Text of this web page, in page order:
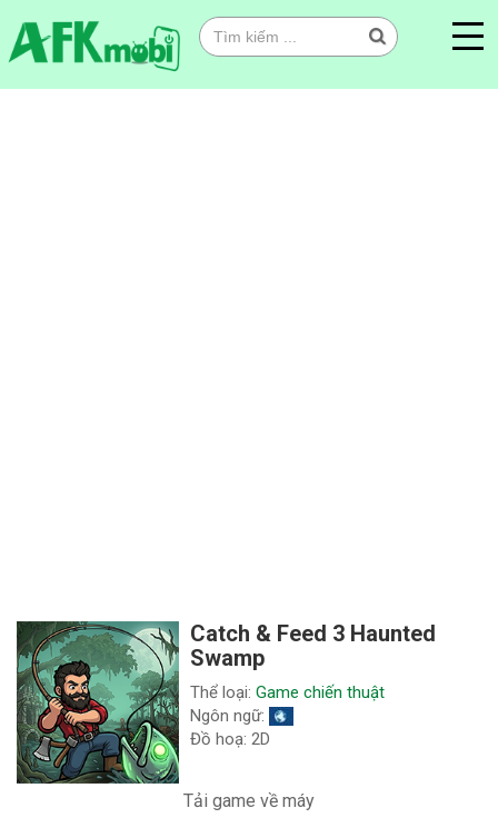
Catch & Feed 3 Haunted
Swamp
Thể loại:Game chiến thuật
Ngôn ngữ:
Đồ hoạ: 2D
Tải game về máy